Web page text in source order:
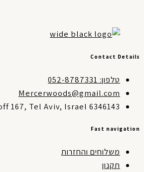
Contact
טלפון: 052-8787331
Mercerwoods@gmail.com
167, Tel Aviv, Israel 6346143
Fast
משלוחים והחזרות
תקנון